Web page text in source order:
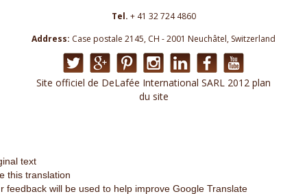
Tel. + 41 32 724 4860
Address: Case postale 2145, CH - 2001 Neuchâtel, Switzerland
Site officiel de DeLafée International SARL 2012 plan
du site
text
this translation
feedback will be used to help improve Google Translate